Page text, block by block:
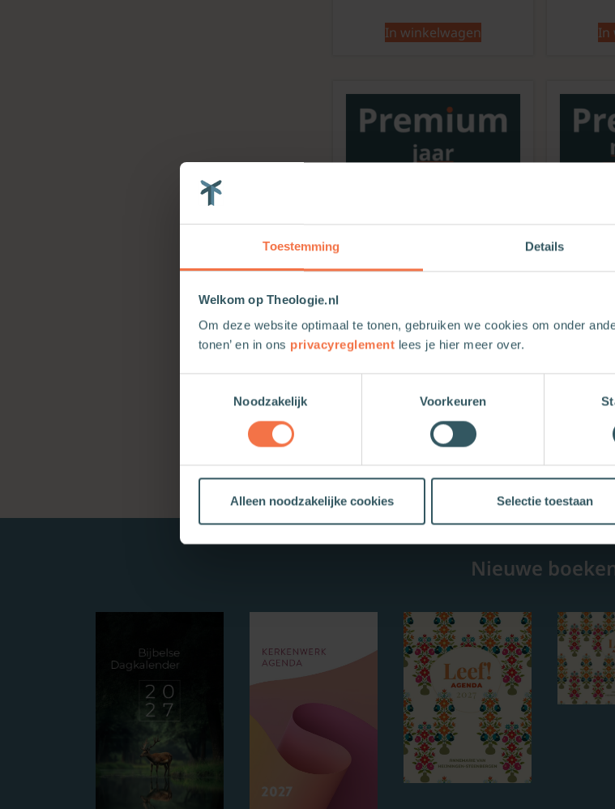
Toestemming Details
Welkom op Theologie.nl
Om deze website optimaal te tonen, gebruiken we cookies om onder
tonen’ en in ons privacyreglement lees je hier meer over.
Noodzakelijk
Voorkeuren
Alleen noodzakelijke cookies Selectie toestaan
In winkelwagen In
€119,99
Nieuwe